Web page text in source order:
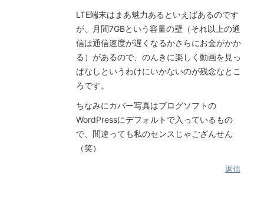
LTE端末はまあ魅力あるといえばあるのです
が、月間7GBという容量の壁（それ以上の通
信は通信速度が遅くなるかさらにお金がかか
る）があるので、のんきに楽しく動画を見っ
ぱなしというわけにいかないのが残念なとこ
ろです。
ちなみにカバー写真はブログソフトの
WordPressにデフォルトで入っているもの
で、間違っても私のセンスじゃござんせん
（笑）
返信